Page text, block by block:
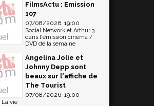
FilmsActu : Emission
107
07/08/2026, 19:00
Social Network et Arthur 3
dans l'émission cinéma /
DVD de la semaine
Angelina Jolie et
Johnny Depp sont
beaux sur l'affiche de
The Tourist
07/08/2026, 19:00
La vie